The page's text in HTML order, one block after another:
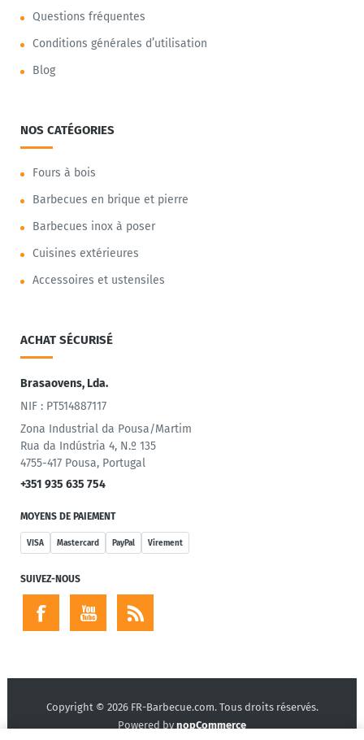
Questions fréquentes
Conditions générales d’utilisation
Blog
NOS CATÉGORIES
Fours à bois
Barbecues en brique et pierre
Barbecues inox à poser
Cuisines extérieures
Accessoires et ustensiles
ACHAT SÉCURISÉ
Brasaovens, Lda.
NIF : PT514887117
Zona Industrial da Pousa/Martim
Rua da Indústria 4, N.º 135
4755-417 Pousa, Portugal
+351 935 635 754
MOYENS DE PAIEMENT
VISA Mastercard PayPal Virement
SUIVEZ-NOUS
Copyright © 2026 FR-Barbecue.com. Tous droits réservés.
Powered by nopCommerce